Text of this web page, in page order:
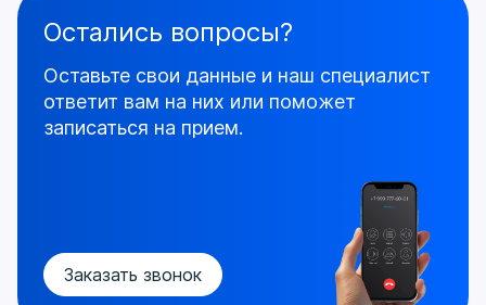
Заказать звонок
Остались вопросы?
Оставьте свои данные и наш специалист
ответит вам на них или поможет
записаться на прием.